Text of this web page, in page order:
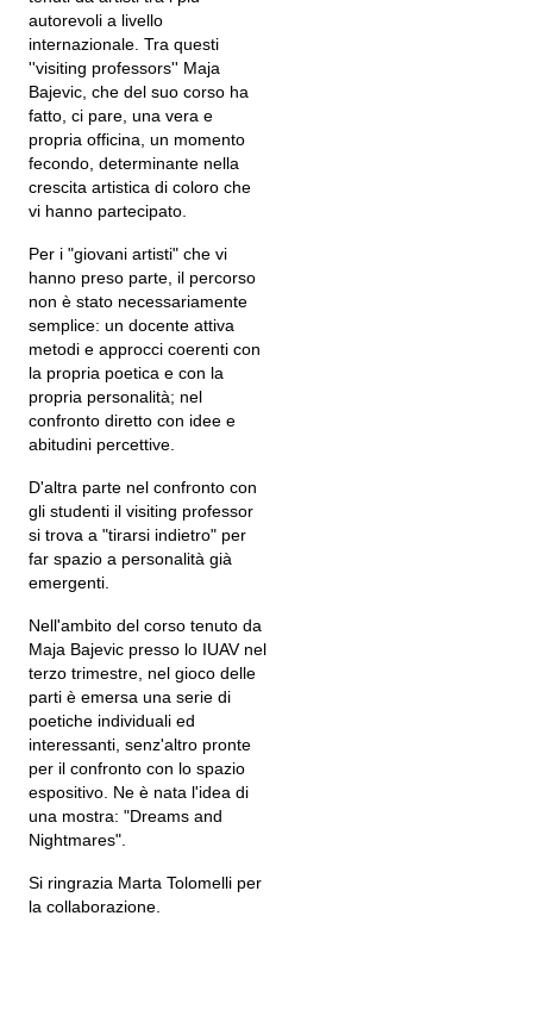
autorevoli a livello
internazionale. Tra questi
''visiting professors'' Maja
Bajevic, che del suo corso ha
fatto, ci pare, una vera e
propria officina, un momento
fecondo, determinante nella
crescita artistica di coloro che
vi hanno partecipato.
Per i "giovani artisti" che vi
hanno preso parte, il percorso
non è stato necessariamente
semplice: un docente attiva
metodi e approcci coerenti con
la propria poetica e con la
propria personalità; nel
confronto diretto con idee e
abitudini percettive.
D'altra parte nel confronto con
gli studenti il visiting professor
si trova a "tirarsi indietro" per
far spazio a personalità già
emergenti.
Nell'ambito del corso tenuto da
Maja Bajevic presso lo IUAV nel
terzo trimestre, nel gioco delle
parti è emersa una serie di
poetiche individuali ed
interessanti, senz'altro pronte
per il confronto con lo spazio
espositivo. Ne è nata l'idea di
una mostra: "Dreams and
Nightmares".
Si ringrazia Marta Tolomelli per
la collaborazione.